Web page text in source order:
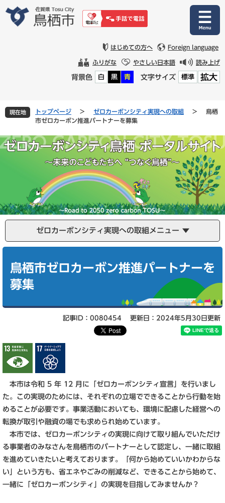
文
はじめての方へ Foreign language
ふりがな やさしい日本語 読み上げ
背景色 白 黒 青 文字サイズ 標準 拡大
現在地 トップページ > ゼロカーボンシティ実現への取組 >
鳥栖
市ゼロカーボン推進パートナーを募集
ゼロカーボンシティ実現への取組メニュー
鳥栖市ゼロカーボン推進パートナーを
募集
記事ID：0080454 更新日：2024年5月30日更新
本市は令和 5 年 12 月に「ゼロカーボンシティ宣言」を行いまし
た。この実現のためには、それぞれの立場でできることから行動を始
めることが必要です。事業活動においても、環境に配慮した経営への
転換が取引や融資の場でも求められ始めています。
本市では、ゼロカーボンシティの実現に向けて取り組んでいただけ
る事業者のみなさんを鳥栖市のパートナーとして認定し、一緒に取組
を進めていきたいと考えております。「何から始めていいかわからな
い」という方も、省エネやごみの削減など、できることから始めて、
一緒に「ゼロカーボンシティ」の実現を目指してみませんか？